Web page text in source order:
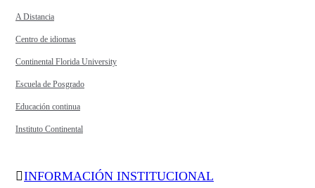
A Distancia
Centro de idiomas
Continental Florida University
Escuela de Posgrado
Educación continua
Instituto Continental
INFORMACIÓN INSTITUCIONAL